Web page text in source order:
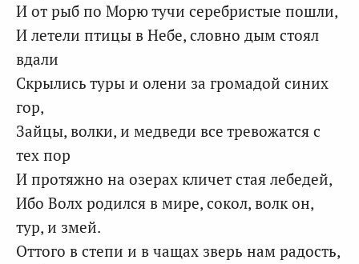
И от рыб по Морю тучи серебристые пошли,
И летели птицы в Небе, словно дым стоял
вдали
Скрылись туры и олени за громадой синих
гор,
Зайцы, волки, и медведи все тревожатся с
тех пор
И протяжно на озерах кличет стая лебедей,
Ибо Волх родился в мире, сокол, волк он,
тур, и змей.
Оттого в степи и в чащах зверь нам радость,